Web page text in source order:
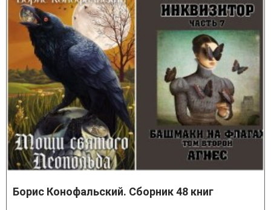
Борис Конофальский. Сборник 48 книг